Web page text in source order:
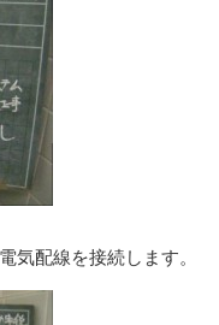
気配線を接続します。